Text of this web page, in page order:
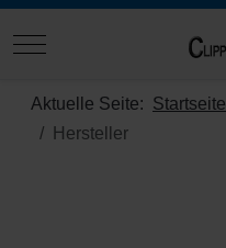
Mobile Menu Toggle
Aktuelle Seite: Startseite
Hersteller